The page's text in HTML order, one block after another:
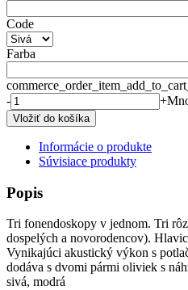
Code
Farba
-
+
Informácie o produkte
Súvisiace produkty
Popis
Tri fonendoskopy v jednom. Tri
dospelých a novorodencov).
Vynikajúci akustický výkon s
dodáva s dvomi pármi oliviek s
sivá, modrá